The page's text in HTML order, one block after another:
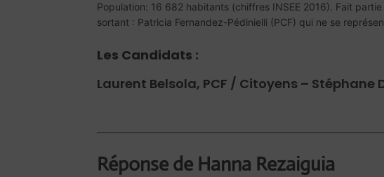
Population: 16 682 habitants (chiffres INSEE 2016). Fait
sortant : Patricia Fernandez-Pédinielli (PCF) qui ne se
Les Candidats :
Laurent Belsola, PCF / Citoyens – Stéphane
Réponse de Hanna Rezaiguia